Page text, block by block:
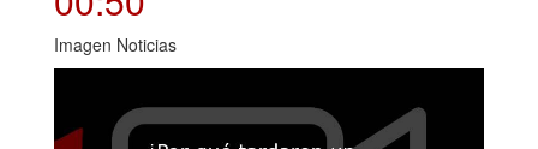
Imagen Noticias